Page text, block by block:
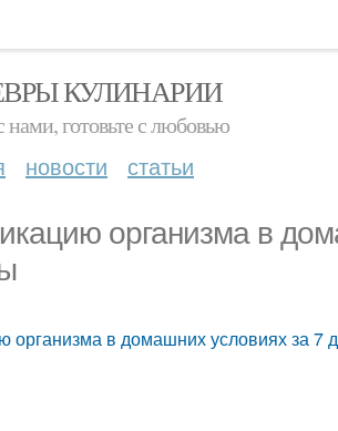
КУЛИНАРИИ
нами, готовьте с любовью
новости статьи
организма в
организма в домашних условиях за 7